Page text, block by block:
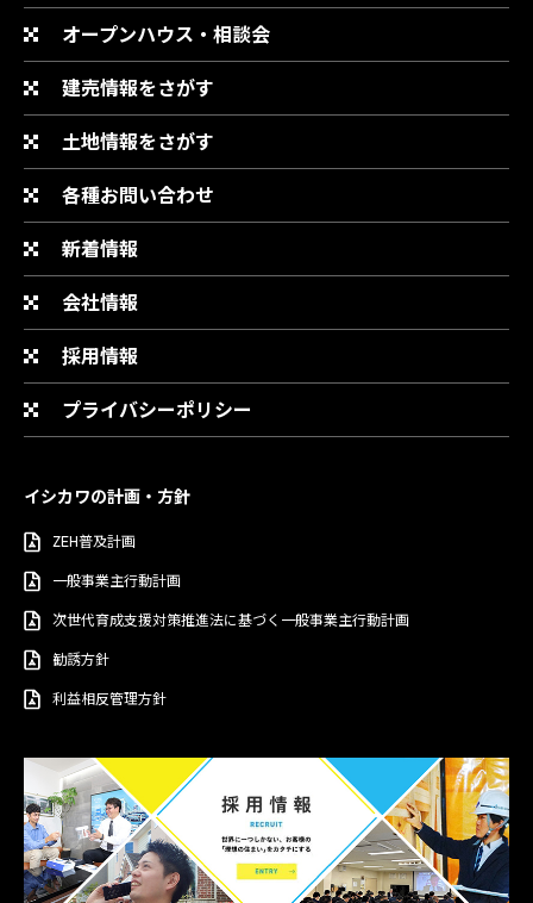
オープンハウス・相談会
建売情報をさがす
土地情報をさがす
各種お問い合わせ
新着情報
会社情報
採用情報
プライバシーポリシー
イシカワの計画・方針
ZEH普及計画
一般事業主行動計画
次世代育成支援対策推進法に基づく一般事業主行動計画
勧誘方針
利益相反管理方針